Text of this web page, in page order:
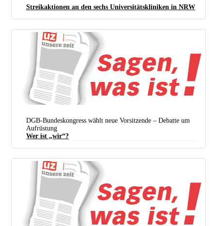
(Foto: Peter Köster)
Streikaktionen an den sechs Universitätskliniken in NRW
DGB-Bundeskongress wählt neue Vorsitzende – Debatte um
Aufrüstung
Wer ist „wir“?